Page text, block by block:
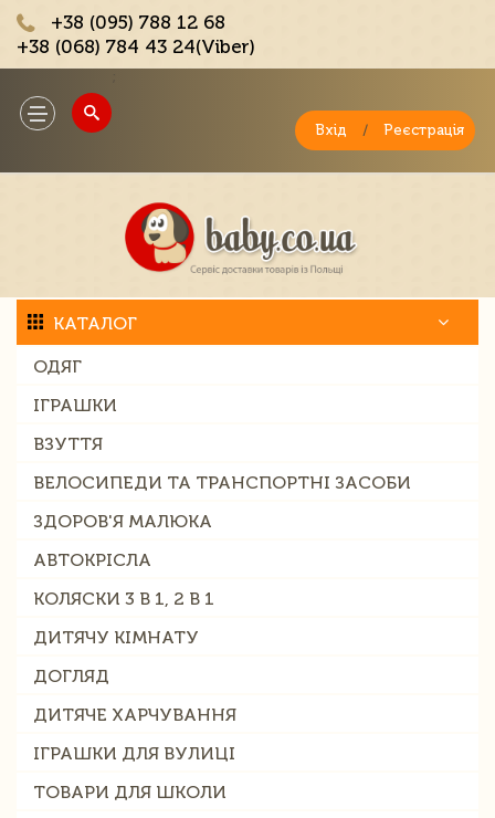
+38 (095) 788 12 68
+38 (068) 784 43 24(Viber)
Toggle
navigation
Вхід / Реєстрація
КАТАЛОГ
ОДЯГ
ІГРАШКИ
ВЗУТТЯ
ВЕЛОСИПЕДИ ТА ТРАНСПОРТНІ ЗАСОБИ
ЗДОРОВ'Я МАЛЮКА
АВТОКРІСЛА
КОЛЯСКИ 3 В 1, 2 В 1
ДИТЯЧУ КІМНАТУ
ДОГЛЯД
ДИТЯЧЕ ХАРЧУВАННЯ
ІГРАШКИ ДЛЯ ВУЛИЦІ
ТОВАРИ ДЛЯ ШКОЛИ